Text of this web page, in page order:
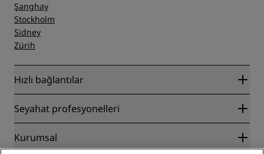
Şanghay
Stockholm
Sidney
Zürih
Hızlı bağlantılar
Radisson Rewards
Blog
Destinasyonlar
Seyahat profesyonelleri
İş Ortakları
Seyahat acenteleri
Kurumsal